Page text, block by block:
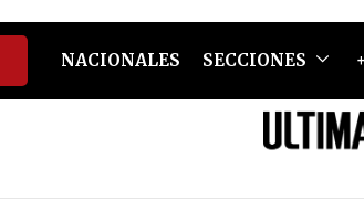
NACIONALES SECCIONES